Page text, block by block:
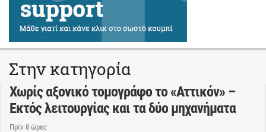
Στην κατηγορία
Χωρίς αξονικό τομογράφο το «Αττικόν» –
Εκτός λειτουργίας και τα δύο μηχανήματα
Πρίν 8 ώρες